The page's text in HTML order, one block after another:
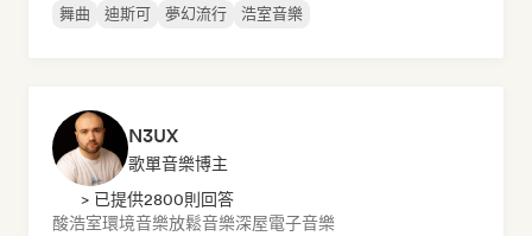
舞曲 迪斯可 夢幻流行 浩室音樂
N3UX
歌單音樂博主
> 已提供2800則回答
酸浩室環境音樂放鬆音樂深屋電子音樂